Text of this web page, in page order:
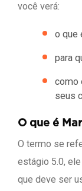
você verá:
o que
para
como
seus
O que é
O termo se
estágio 5.0,
que deve ser